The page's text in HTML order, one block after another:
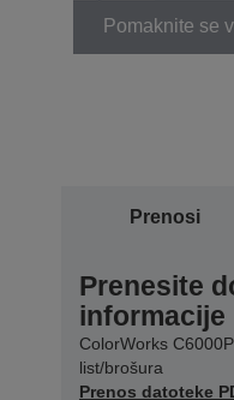
Pomaknite se
Prenosi
Prenesite
informacije
ColorWorks
list/brošura
Prenos datoteke